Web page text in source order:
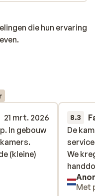
die hun ervaring
21 mrt. 2026
In gebouw
(kleine)
In gebouw
(kleine)
8.3
De
We
De
We
Met